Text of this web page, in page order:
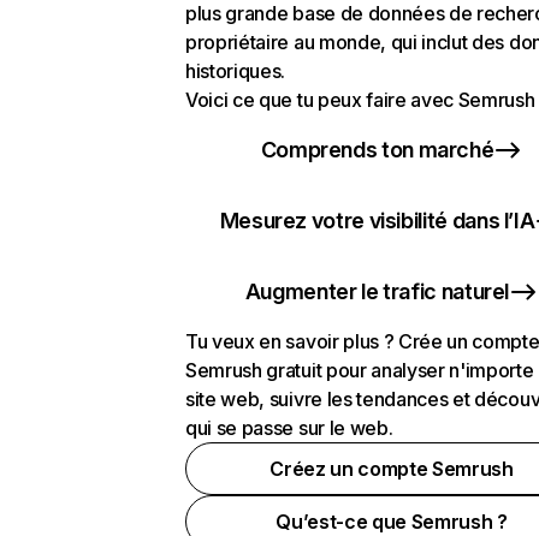
plus grande base de données de
propriétaire au monde, qui inclut des
historiques.
Voici ce que tu peux faire avec Semrush
Comprends ton marché
Mesurez votre visibilité dans l’IA
Augmenter le trafic naturel
Tu veux en savoir plus ? Crée un compte
Semrush gratuit pour analyser n'importe
site web, suivre les tendances et
qui se passe sur le web.
Créez un compte Semrush
Qu’est-ce que Semrush ?